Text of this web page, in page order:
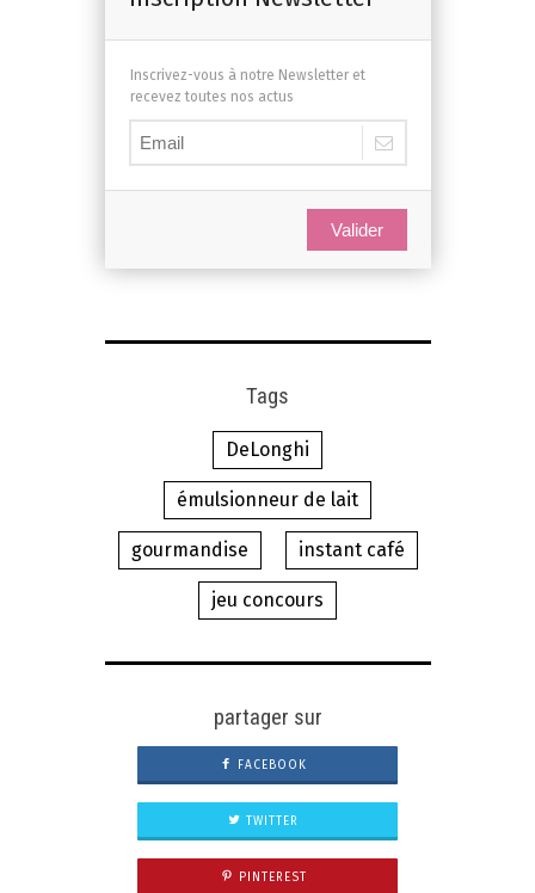
Inscrivez-vous à notre Newsletter et
recevez toutes nos actus
Valider
Tags
DeLonghi
émulsionneur de lait
gourmandise instant café
jeu concours
partager sur
FACEBOOK
TWITTER
PINTEREST